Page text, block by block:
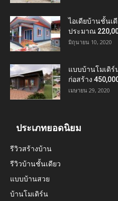
ไอเดียบ้านชั้นเ
ประมาณ
มิถุนายน 10, 2020
แบบบ้านโมเดิ
ก่อสร้าง
เมษายน 29, 2020
ประเภทยอดนิยม
รีวิวสร้างบ้าน
รีวิวบ้านชั้นเดียว
แบบบ้านสวย
บ้านโมเดิร์น